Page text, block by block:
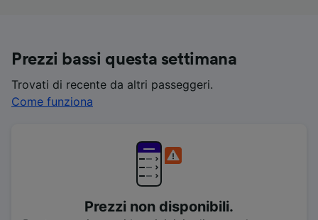
Prezzi bassi questa settimana
Trovati di recente da altri passeggeri.
Come funziona
Prezzi non disponibili.